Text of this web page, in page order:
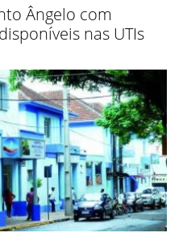
Ângelo com
nas UTIs